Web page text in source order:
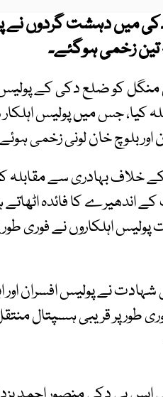
میں دہشت گردوں نے
تین زخمی ہوگئے۔
منگل کو ضلع دکی کے
اور بلوچ خان لونی زخمی
بہادری سے مقابلہ کیا
اندھیرے کا فائدہ
پولیس اہلکاروں نے فوری
نے پولیس افسران اور
طور پر قریبی ہسپتال